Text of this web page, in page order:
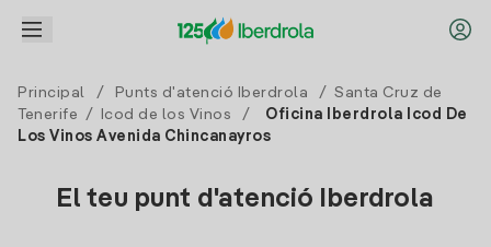
Principal / Punts d'atenció Iberdrola / Santa Cruz de
Tenerife
/ Icod de los Vinos /
Oficina Iberdrola Icod De
Los Vinos Avenida Chincanayros
El teu punt d'atenció Iberdrola